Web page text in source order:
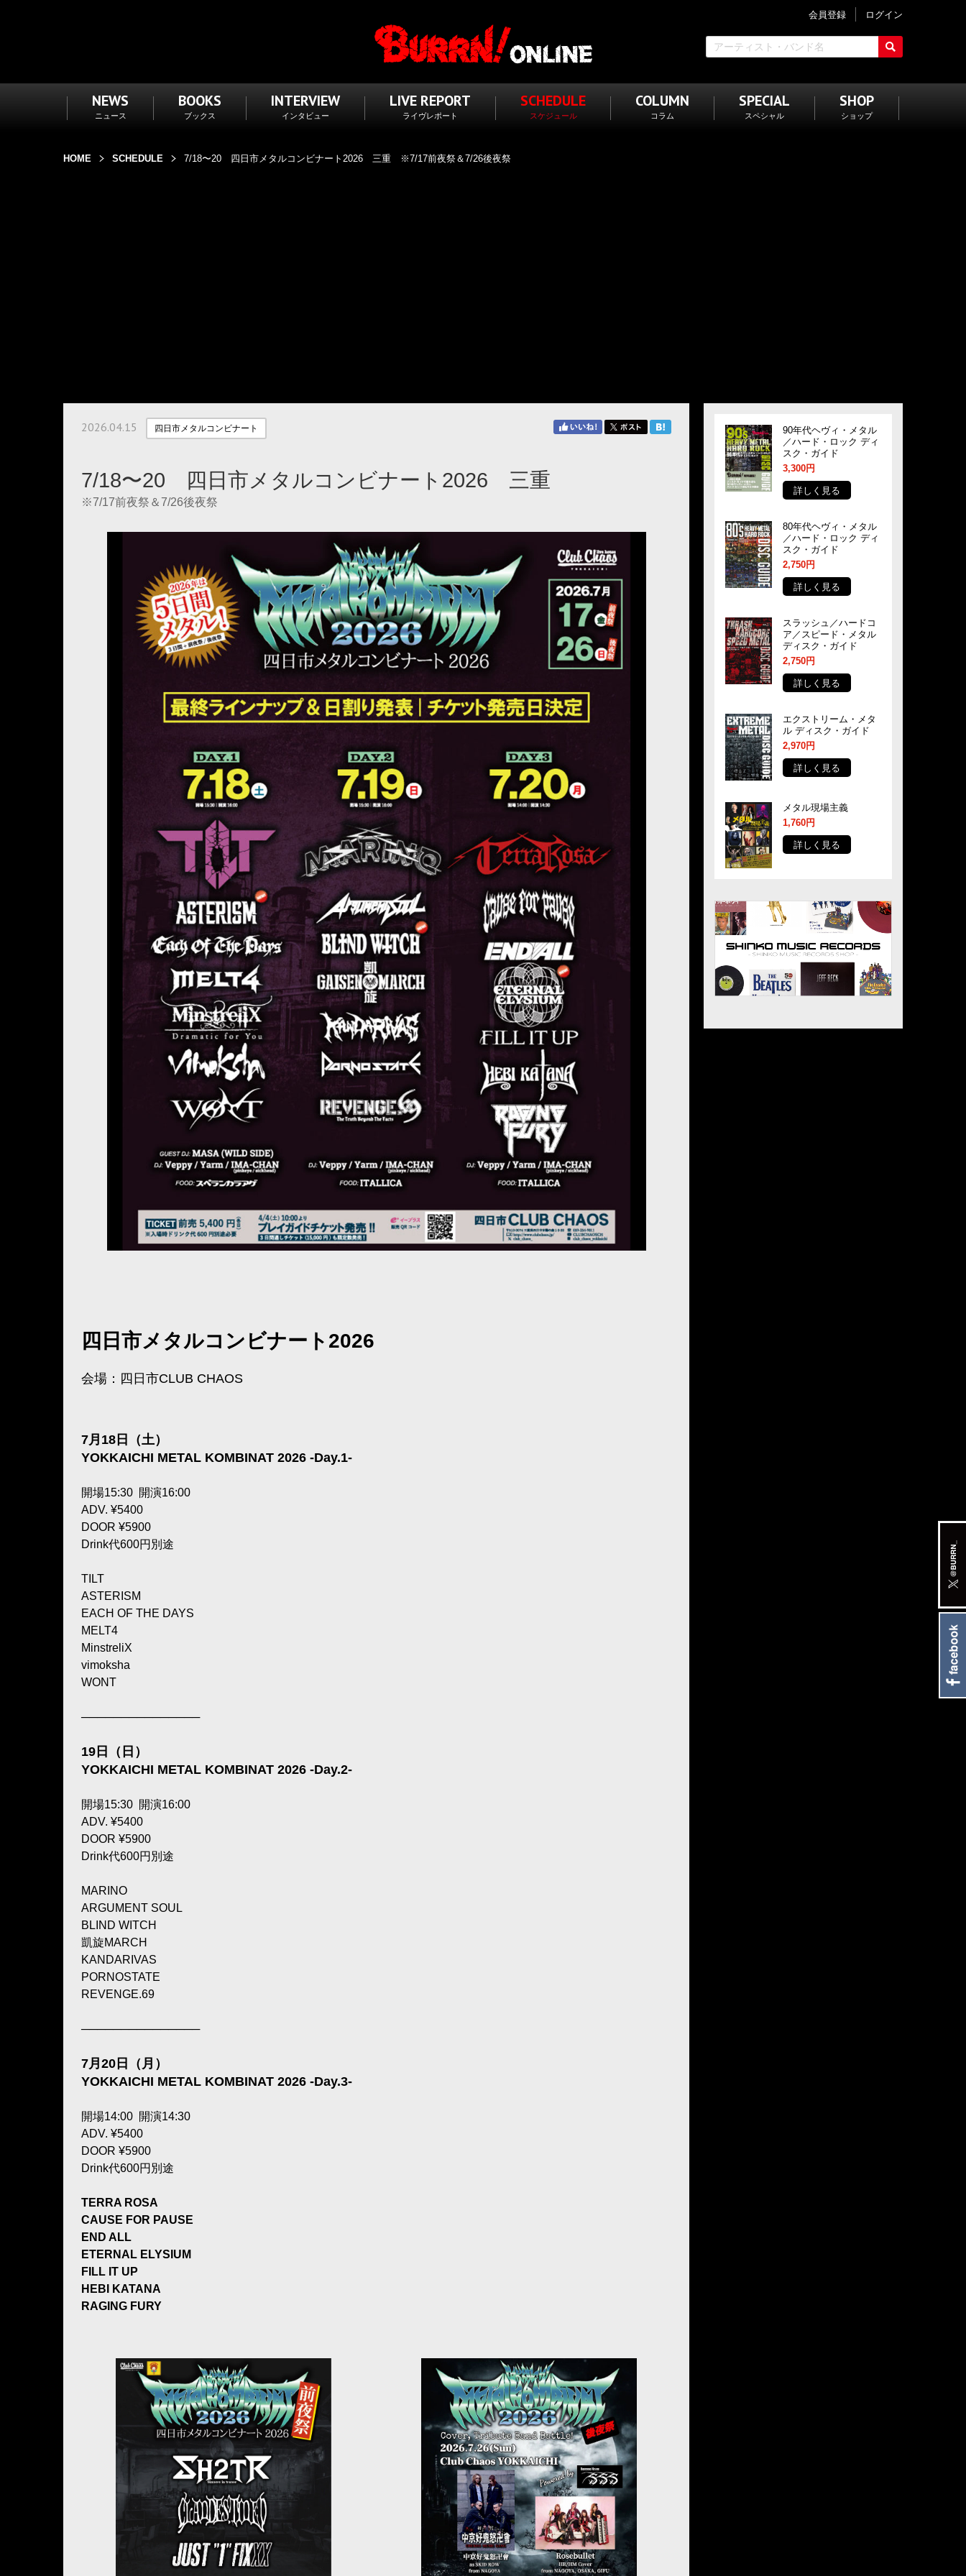
会員登録 ログイン
NEWS
ニュース
BOOKS
ブックス
INTERVIEW
インタビュー
LIVE REPORT
ライヴレポート
SCHEDULE
スケジュール
COLUMN
コラム
SPECIAL
スペシャル
SHOP
ショップ
HOME SCHEDULE 7/18〜20 四日市メタルコンビナート2026 三重 ※7/17前夜祭＆7/26後夜祭
2026.04.15 四日市メタルコンビナート
7/18〜20 四日市メタルコンビナート2026 三重
※7/17前夜祭＆7/26後夜祭
四日市メタルコンビナート2026
会場：四日市CLUB CHAOS
7月18日（土）
YOKKAICHI METAL KOMBINAT 2026 -Day.1-
開場15:30 開演16:00
ADV. ¥5400
DOOR ¥5900
Drink代600円別途
TILT
ASTERISM
EACH OF THE DAYS
MELT4
MinstreliX
vimoksha
WONT
───────────────
19日（日）
YOKKAICHI METAL KOMBINAT 2026 -Day.2-
開場15:30 開演16:00
ADV. ¥5400
DOOR ¥5900
Drink代600円別途
MARINO
ARGUMENT SOUL
BLIND WITCH
凱旋MARCH
KANDARIVAS
PORNOSTATE
REVENGE.69
───────────────
7月20日（月）
YOKKAICHI METAL KOMBINAT 2026 -Day.3-
開場14:00 開演14:30
ADV. ¥5400
DOOR ¥5900
Drink代600円別途
TERRA ROSA
CAUSE FOR PAUSE
END ALL
ETERNAL ELYSIUM
FILL IT UP
HEBI KATANA
RAGING FURY
90年代ヘヴィ・メタル
／ハード・ロック ディ
スク・ガイド
3,300円
詳しく見る
80年代ヘヴィ・メタル
／ハード・ロック ディ
スク・ガイド
2,750円
詳しく見る
スラッシュ／ハードコ
ア／スピード・メタル
ディスク・ガイド
2,750円
詳しく見る
エクストリーム・メタ
ル ディスク・ガイド
2,970円
詳しく見る
メタル現場主義
1,760円
詳しく見る